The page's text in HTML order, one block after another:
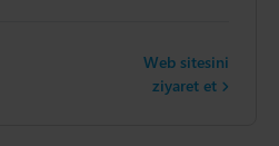
Web sitesini
ziyaret et